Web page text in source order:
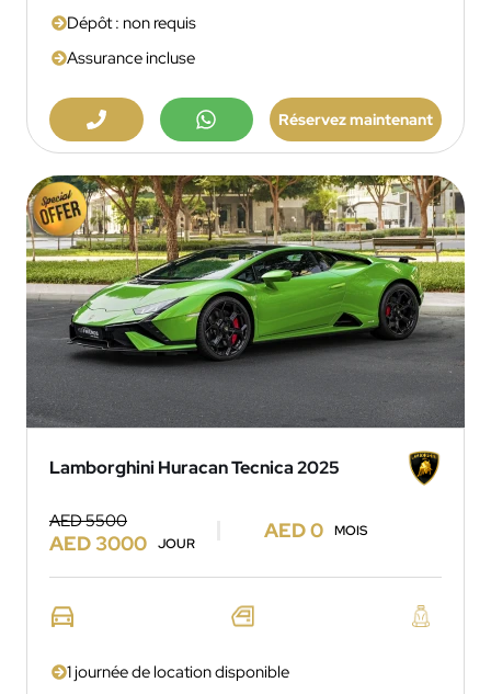
Dépôt : non requis
Assurance incluse
Réservez maintenant
Lamborghini Huracan Tecnica 2025
AED 5500
AED 3000 JOUR
AED 0 MOIS
1 journée de location disponible